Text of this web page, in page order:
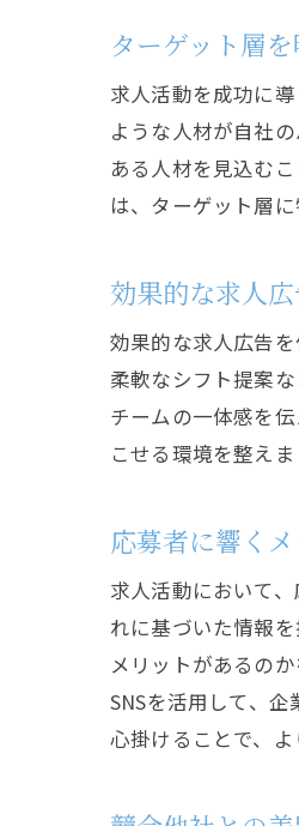
ターゲット層
求人活動を成功に
ような人材が自社
ある人材を見込む
は、ターゲット層
効果的な求人
効果的な求人広告
柔軟なシフト提案
チームの一体感を
こせる環境を整え
応募者に響く
求人活動において
れに基づいた情報
メリットがあるの
SNSを活用して、
心掛けることで、